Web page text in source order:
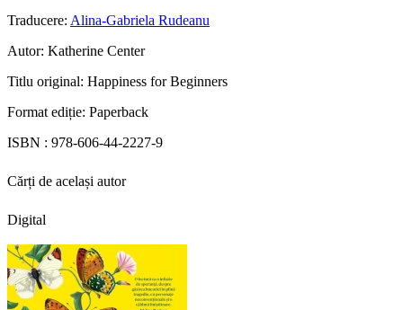
Traducere: Alina-Gabriela Rudeanu
Autor: Katherine Center
Titlu original: Happiness for Beginners
Format ediție: Paperback
ISBN : 978-606-44-2227-9
Cărți de același autor
Digital